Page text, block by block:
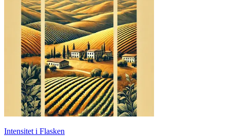
Intensitet i Flasken